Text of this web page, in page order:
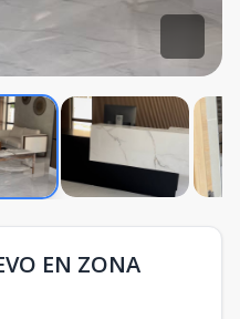
EN ZONA